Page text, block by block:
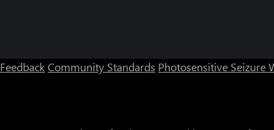
FeedbackCommunity Standards Photosensitive Seizure